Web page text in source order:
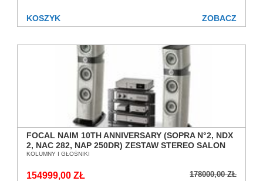
KOSZYK ZOBACZ
FOCAL NAIM 10TH ANNIVERSARY (SOPRA N°2, NDX
2, NAC 282, NAP 250DR) ZESTAW STEREO SALON
POZNAŃ WROCŁAW
KOLUMNY I GŁOŚNIKI
178000,00 ZŁ
154999,00 ZŁ